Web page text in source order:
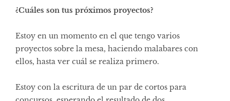
¿Cuáles son tus próximos proyectos?
Estoy en un momento en el que tengo varios
proyectos sobre la mesa, haciendo malabares con
ellos, hasta ver cuál se realiza primero.
Estoy con la escritura de un par de cortos para